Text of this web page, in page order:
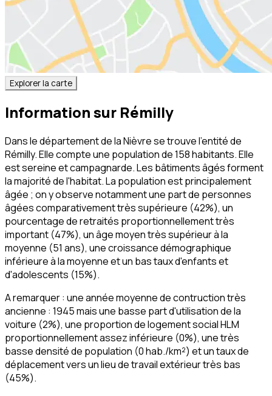
Explorer la carte
Information sur Rémilly
Dans le département de la Nièvre se trouve l'entité de
Rémilly. Elle compte une population de 158 habitants. Elle
est sereine et campagnarde. Les bâtiments âgés forment
la majorité de l'habitat. La population est principalement
âgée ; on y observe notamment une part de personnes
âgées comparativement très supérieure (42%), un
pourcentage de retraités proportionnellement très
important (47%), un âge moyen très supérieur à la
moyenne (51 ans), une croissance démographique
inférieure à la moyenne et un bas taux d'enfants et
d'adolescents (15%).
A remarquer : une année moyenne de contruction très
ancienne : 1945 mais une basse part d'utilisation de la
voiture (2%), une proportion de logement social HLM
proportionnellement assez inférieure (0%), une très
basse densité de population (0 hab./km²) et un taux de
déplacement vers un lieu de travail extérieur très bas
(45%).